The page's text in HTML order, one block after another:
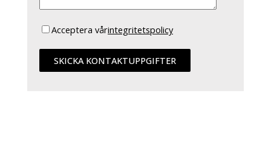
Acceptera vårintegritetspolicy